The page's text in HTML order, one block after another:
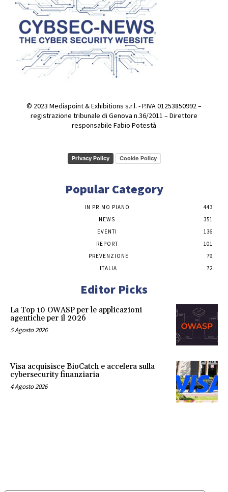
© 2023 Mediapoint & Exhibitions s.r.l. - P.IVA 01253850992 –
registrazione tribunale di Genova n.36/2011 – Direttore
responsabile Fabio Potestà
Privacy Policy Cookie Policy
Popular Category
IN PRIMO PIANO
443
NEWS
351
EVENTI
136
REPORT
101
PREVENZIONE
79
ITALIA
72
Editor Picks
La Top 10 OWASP per le applicazioni
agentiche per il 2026
5 Agosto 2026
Visa acquisisce BioCatch e accelera sulla
cybersecurity finanziaria
4 Agosto 2026